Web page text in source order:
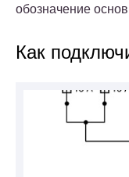
обозначение
Как